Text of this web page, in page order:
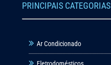
PRINCIPAIS CATEGORIAS
Ar Condicionado